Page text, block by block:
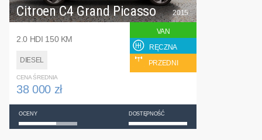
Citroen C4 Grand Picasso
2.0 HDI 150 KM
DIESEL
2015
VAN
RĘCZNA
PRZEDNI
CENA ŚREDNIA
38 000 zł
OCENY DOSTĘPNOŚĆ